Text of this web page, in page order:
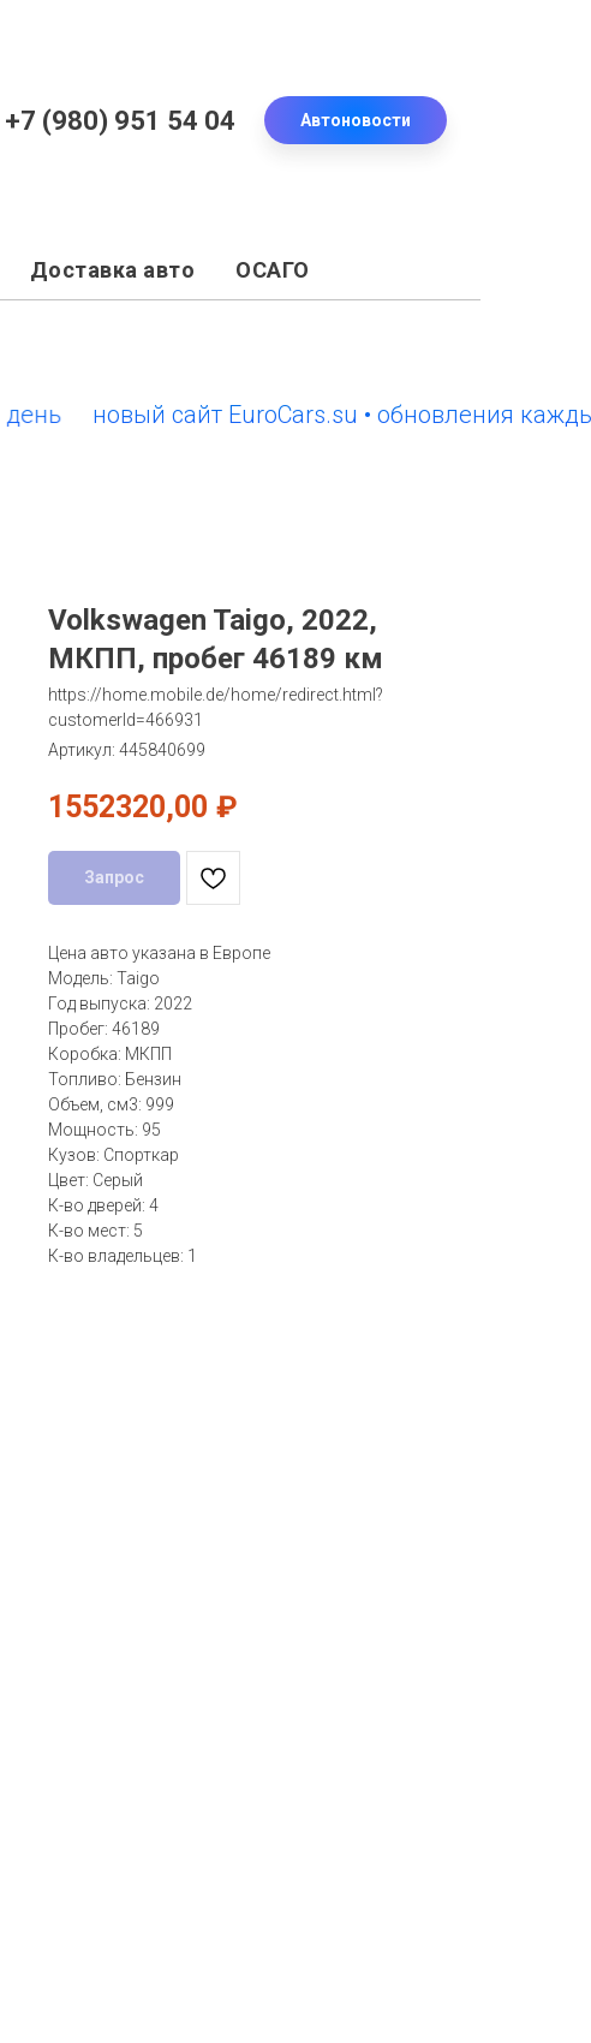
+7 (980) 951 54 04 Автоновости
Доставка авто ОСАГО
новый сайт EuroCars.su • обновления каждый
Volkswagen Taigo, 2022,
МКПП, пробег 46189 км
https://home.mobile.de/home/redirect.html?
customerId=466931
Артикул: 445840699
1552320,00 ₽
Запрос
Цена авто указана в Европе
Модель: Taigo
Год выпуска: 2022
Пробег: 46189
Коробка: МКПП
Топливо: Бензин
Объем, см3: 999
Мощность: 95
Кузов: Спорткар
Цвет: Серый
К-во дверей: 4
К-во мест: 5
К-во владельцев: 1